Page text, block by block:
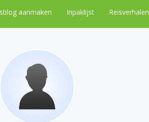
aanmaken Inpaklijst Reisverhalen